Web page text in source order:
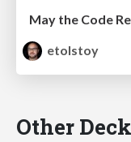
May the Code
etolstoy
Other